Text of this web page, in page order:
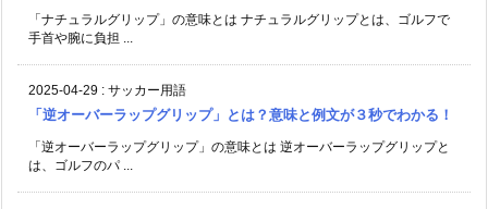
「ナチュラルグリップ」の意味とは ナチュラルグリップとは、ゴルフで
手首や腕に負担 ...
2025-04-29 : サッカー用語
「逆オーバーラップグリップ」とは？意味と例文が３秒でわかる！
「逆オーバーラップグリップ」の意味とは 逆オーバーラップグリップと
は、ゴルフのパ ...